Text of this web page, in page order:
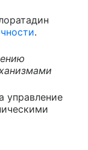
.
управление